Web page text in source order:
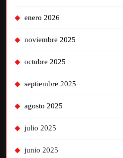
enero 2026
noviembre 2025
octubre 2025
septiembre 2025
agosto 2025
julio 2025
junio 2025